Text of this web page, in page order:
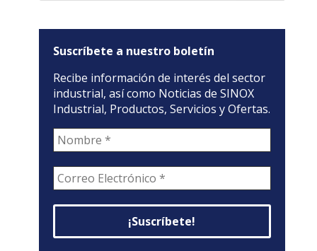
Suscríbete a nuestro boletín
Recibe información de interés del sector
industrial, así como Noticias de SINOX
Industrial, Productos, Servicios y Ofertas.